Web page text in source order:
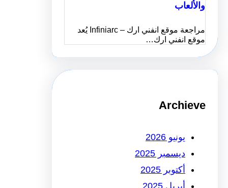
والألعاب
مراجعة موقع انفني ارك – Infiniarc يُعد
موقع انفني ارك…
Archieve
يونيو 2026
ديسمبر 2025
أكتوبر 2025
أبريل 2025